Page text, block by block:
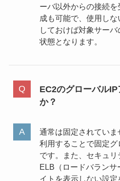
ーバ以外からの接続
成も可能で、使用し
しておけば対象サー
状態となります。
EC2のグローバル
か？
通常は固定されてい
利用することで固定
です。また、セキュリ
ELB（ロードバラン
イトを表示しない設